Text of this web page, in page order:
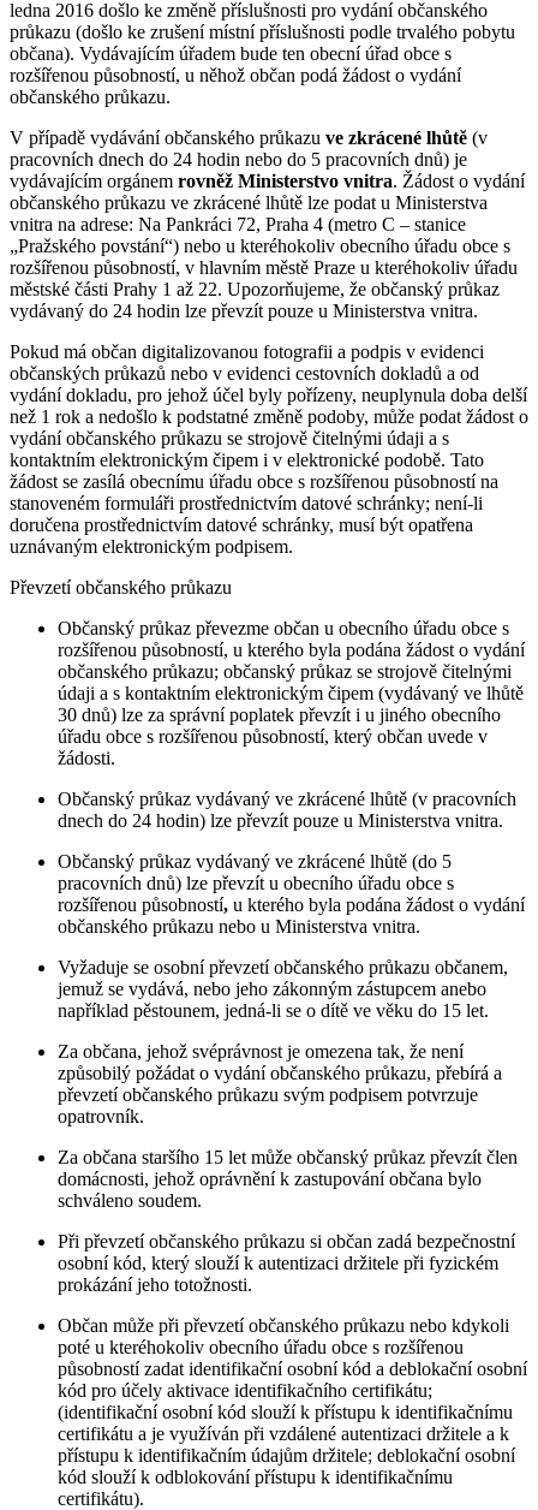
ledna 2016 došlo ke změně příslušnosti pro vydání občanského
průkazu (došlo ke zrušení místní příslušnosti podle trvalého pobytu
občana). Vydávajícím úřadem bude ten obecní úřad obce s
rozšířenou působností, u něhož občan podá žádost o vydání
občanského průkazu.
V případě vydávání občanského průkazu ve zkrácené lhůtě (v
pracovních dnech do 24 hodin nebo do 5 pracovních dnů) je
vydávajícím orgánem rovněž Ministerstvo vnitra. Žádost o vydání
občanského průkazu ve zkrácené lhůtě lze podat u Ministerstva
vnitra na adrese: Na Pankráci 72, Praha 4 (metro C – stanice
„Pražského povstání“) nebo u kteréhokoliv obecního úřadu obce s
rozšířenou působností, v hlavním městě Praze u kteréhokoliv úřadu
městské části Prahy 1 až 22. Upozorňujeme, že občanský průkaz
vydávaný do 24 hodin lze převzít pouze u Ministerstva vnitra.
Pokud má občan digitalizovanou fotografii a podpis v evidenci
občanských průkazů nebo v evidenci cestovních dokladů a od
vydání dokladu, pro jehož účel byly pořízeny, neuplynula doba delší
než 1 rok a nedošlo k podstatné změně podoby, může podat žádost o
vydání občanského průkazu se strojově čitelnými údaji a s
kontaktním elektronickým čipem i v elektronické podobě. Tato
žádost se zasílá obecnímu úřadu obce s rozšířenou působností na
stanoveném formuláři prostřednictvím datové schránky; není-li
doručena prostřednictvím datové schránky, musí být opatřena
uznávaným elektronickým podpisem.
Převzetí občanského průkazu
Občanský průkaz převezme občan u obecního úřadu obce s
rozšířenou působností, u kterého byla podána žádost o vydání
občanského průkazu; občanský průkaz se strojově čitelnými
údaji a s kontaktním elektronickým čipem (vydávaný ve lhůtě
30 dnů) lze za správní poplatek převzít i u jiného obecního
úřadu obce s rozšířenou působností, který občan uvede v
žádosti.
Občanský průkaz vydávaný ve zkrácené lhůtě (v pracovních
dnech do 24 hodin) lze převzít pouze u Ministerstva vnitra.
Občanský průkaz vydávaný ve zkrácené lhůtě (do 5
pracovních dnů) lze převzít u obecního úřadu obce s
rozšířenou působností, u kterého byla podána žádost o vydání
občanského průkazu nebo u Ministerstva vnitra.
Vyžaduje se osobní převzetí občanského průkazu občanem,
jemuž se vydává, nebo jeho zákonným zástupcem anebo
například pěstounem, jedná-li se o dítě ve věku do 15 let.
Za občana, jehož svéprávnost je omezena tak, že není
způsobilý požádat o vydání občanského průkazu, přebírá a
převzetí občanského průkazu svým podpisem potvrzuje
opatrovník.
Za občana staršího 15 let může občanský průkaz převzít člen
domácnosti, jehož oprávnění k zastupování občana bylo
schváleno soudem.
Při převzetí občanského průkazu si občan zadá bezpečnostní
osobní kód, který slouží k autentizaci držitele při fyzickém
prokázání jeho totožnosti.
Občan může při převzetí občanského průkazu nebo kdykoli
poté u kteréhokoliv obecního úřadu obce s rozšířenou
působností zadat identifikační osobní kód a deblokační osobní
kód pro účely aktivace identifikačního certifikátu;
(identifikační osobní kód slouží k přístupu k identifikačnímu
certifikátu a je využíván při vzdálené autentizaci držitele a k
přístupu k identifikačním údajům držitele; deblokační osobní
kód slouží k odblokování přístupu k identifikačnímu
certifikátu).